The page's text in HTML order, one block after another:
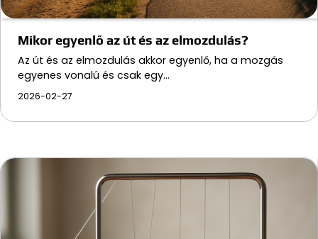
Mikor egyenlő az út és az elmozdulás?
Az út és az elmozdulás akkor egyenlő, ha a mozgás
egyenes vonalú és csak egy…
2026-02-27